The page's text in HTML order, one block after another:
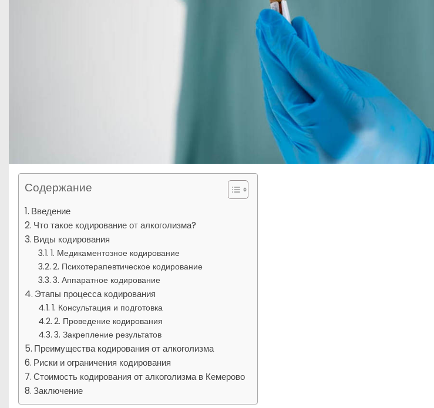
Содержание
Введение
Что такое кодирование от алкоголизма?
Виды кодирования
1. Медикаментозное кодирование
2. Психотерапевтическое кодирование
3. Аппаратное кодирование
Этапы процесса кодирования
1. Консультация и подготовка
2. Проведение кодирования
3. Закрепление результатов
Преимущества кодирования от алкоголизма
Риски и ограничения кодирования
Стоимость кодирования от алкоголизма в Кемерово
Заключение